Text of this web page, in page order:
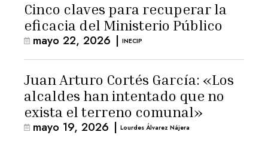
Cinco claves para recuperar la
eficacia del Ministerio Público
mayo 22, 2026 | INECIP
Juan Arturo Cortés García: «Los
alcaldes han intentado que no
exista el terreno comunal»
mayo 19, 2026 | Lourdes Álvarez Nájera